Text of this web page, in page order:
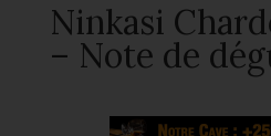
Ninkasi
– Note de